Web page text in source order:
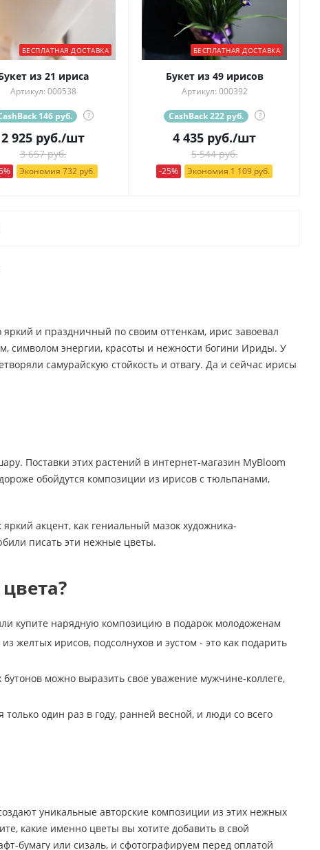
БЕСПЛАТНАЯ ДОСТАВКА
из 21 ириса
Артикул: 000538
146 руб. ?
2 925 руб./шт
3 657 руб.
Экономия 732 руб.
БЕСПЛАТНАЯ ДОСТАВКА
Букет из 49 ирисов
Артикул: 000392
CashBack 222 руб. ?
4 435 руб./шт
5 544 руб.
-25% Экономия 1 109 руб.
и праздничный по своим оттенкам, ирис завоевал
символом энергии, красоты и нежности богини Ириды. У
самурайскую стойкость и отвагу. Да и сейчас ирисы
Поставки этих растений в интернет-магазин MyBloom
обойдутся композиции из ирисов с тюльпанами,
акцент, как гениальный мазок художника-
писать эти нежные цветы.
купите нарядную композицию в подарок молодоженам
желтых ирисов, подсолнухов и эустом - это как подарить
можно выразить свое уважение мужчине-коллеге,
один раз в году, ранней весной, и люди со всего
уникальные авторские композиции из этих нежных
какие именно цветы вы хотите добавить в свой
бумагу или сизаль, и сфотографируем перед оплатой